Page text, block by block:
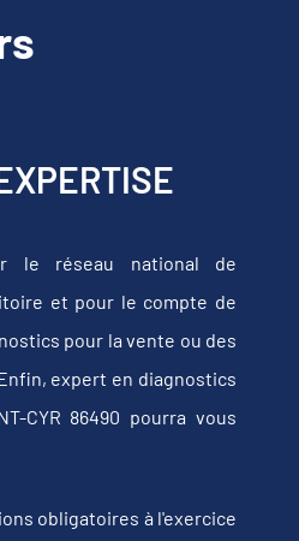
le réseau national de
et pour le compte de
pour la vente ou des
expert en diagnostics
CYR 86490 pourra vous
obligatoires à l'exercice